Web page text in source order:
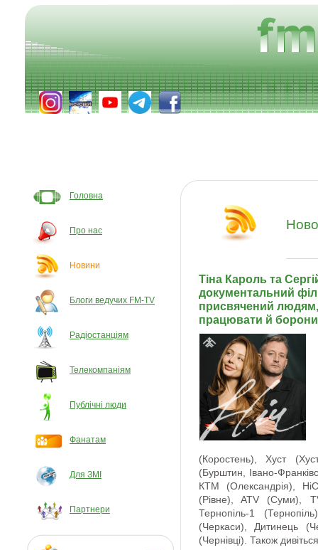
Головна
Про нас
Новини
Блоги ведучих FM-TV
Радіостанціям
Телекомпаніям
Публічні люди
Фанатам
Для ЗМІ
Партнери
Тіна Кароль та
документальний
присвячений
працювати й
(Коростень), Хуст
(Бурштин, Івано-
КТМ (Олександрія),
(Рівне), ATV (Суми),
Тернопіль-1
(Черкаси), Дитинець
(Чернівці). Також